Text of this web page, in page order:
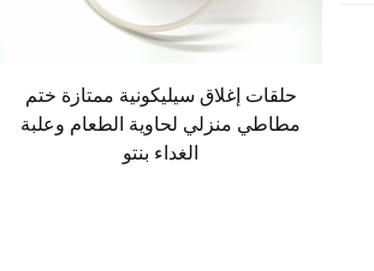
حلقات إغلاق سيليكونية ممتازة ختم
مطاطي منزلي لحاوية الطعام وعلبة
الغداء بنتو